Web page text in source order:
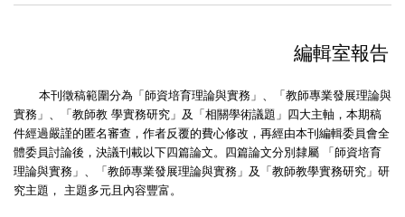
編輯室報告
本刊徵稿範圍分為「師資培育理論與實務」、「教師專業發展理論與
實務」、「教師教 學實務研究」及「相關學術議題」四大主軸，本期稿
件經過嚴謹的匿名審查，作者反覆的費心修改，再經由本刊編輯委員會全
體委員討論後，決議刊載以下四篇論文。四篇論文分別隸屬 「師資培育
理論與實務」、「教師專業發展理論與實務」及「教師教學實務研究」研
究主題， 主題多元且內容豐富。